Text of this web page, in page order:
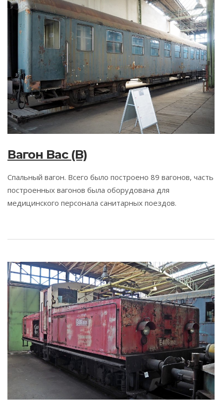
Вагон Bac (B)
Спальный вагон. Всего было построено 89 вагонов, часть
построенных вагонов была оборудована для
медицинского персонала санитарных поездов.